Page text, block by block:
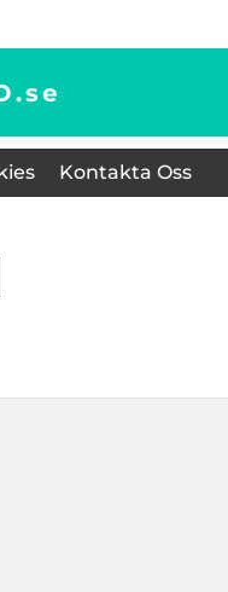
se
Kontakta Oss